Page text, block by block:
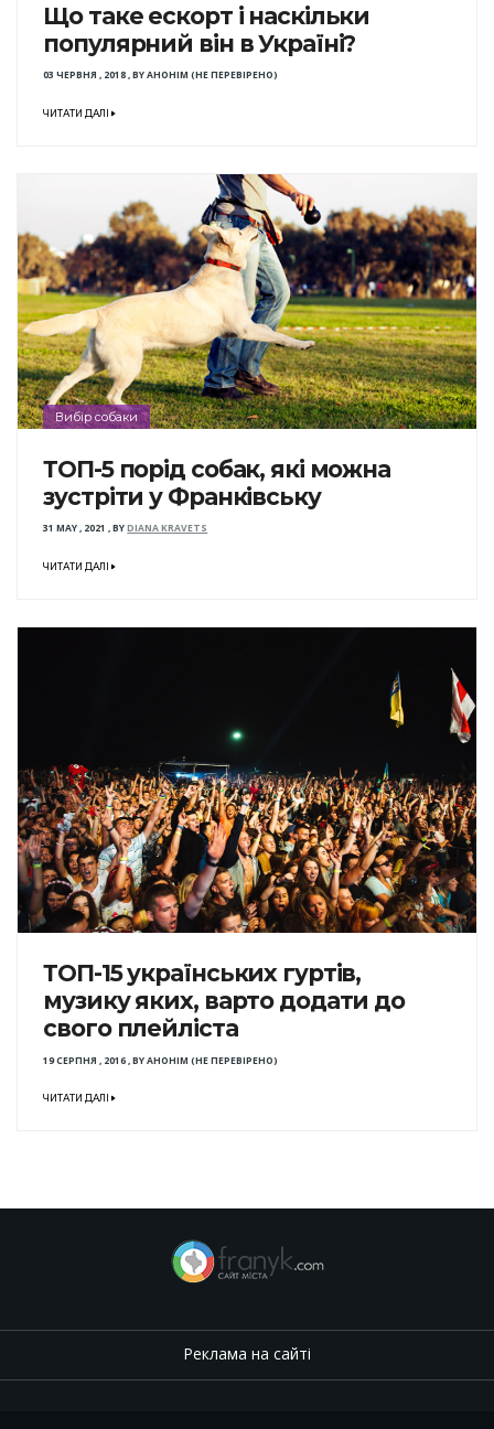
Що таке ескорт і наскільки
популярний він в Україні?
03 ЧЕРВНЯ , 2018,BYАНОНІМ (НЕ ПЕРЕВІРЕНО)
ЧИТАТИ ДАЛІ
Вибір собаки
ТОП-5 порід собак, які можна
зустріти у Франківську
31 MAY , 2021 ,BYDIANA KRAVETS
ЧИТАТИ ДАЛІ
ТОП-15 українських гуртів,
музику яких, варто додати до
свого плейліста
19 СЕРПНЯ , 2016,BYАНОНІМ (НЕ ПЕРЕВІРЕНО)
ЧИТАТИ ДАЛІ
Реклама на сайті